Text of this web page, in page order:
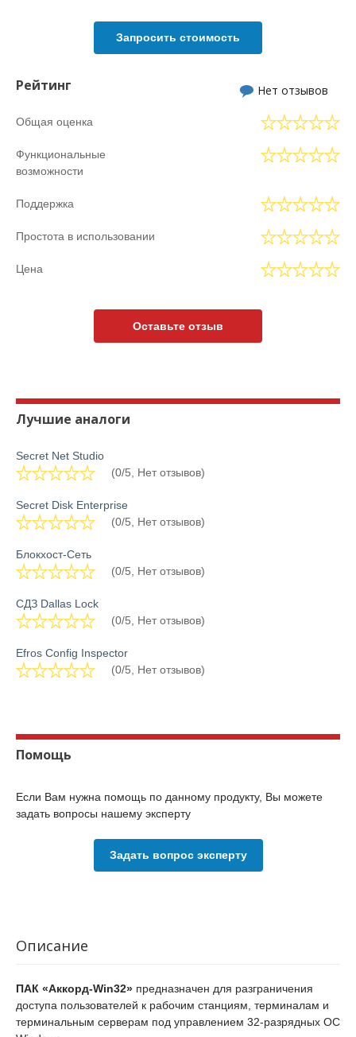
Запросить стоимость
Рейтинг Нет отзывов
Общая оценка
Функциональные
возможности
Поддержка
Простота в использовании
Цена
Оставьте отзыв
Лучшие аналоги
Secret Net Studio
(0/5, Нет отзывов)
Secret Disk Enterprise
(0/5, Нет отзывов)
Блокхост-Сеть
(0/5, Нет отзывов)
СДЗ Dallas Lock
(0/5, Нет отзывов)
Efros Config Inspector
(0/5, Нет отзывов)
Помощь
Если Вам нужна помощь по данному продукту, Вы можете
задать вопросы нашему эксперту
Задать вопрос эксперту
Описание
ПАК «Аккорд-Win32» предназначен для разграничения
доступа пользователей к рабочим станциям, терминалам и
терминальным серверам под управлением 32-разрядных ОС